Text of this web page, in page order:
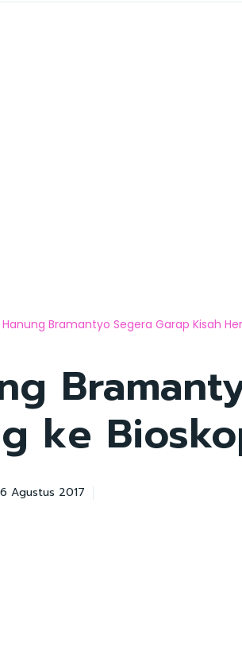
Hanung Bramantyo Segera Garap Kisah
ke
Agustus 2017